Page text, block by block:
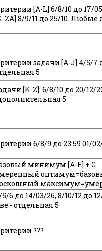
[A-L] 6/8/10 до 17/
ZA] 8/9/11 до 25/10. Любые
задачи [A-J] 4/5/7
5
[K-Z]: 6/8/10 до 20/12/
5
6/8/9 до 23:59 01/
минимум [A-E] + G
6 до 14/03/26, 8/10/12 до
- отдельная 5
???